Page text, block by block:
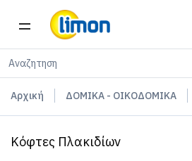
Αρχική ΔΟΜΙΚΑ - ΟΙΚΟΔΟΜΙΚΑ
Κόφτες Πλακιδίων